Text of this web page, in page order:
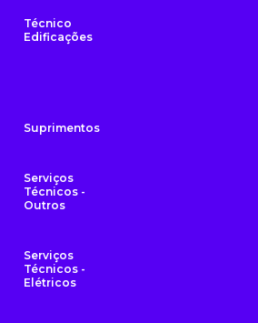
Técnico
Edificações
Suprimentos
Serviços
Técnicos -
Outros
Serviços
Técnicos -
Elétricos